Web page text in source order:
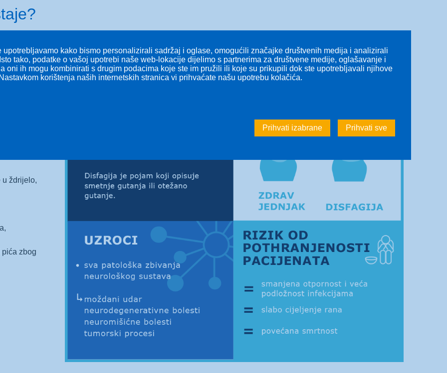
puteve i pluća, može konačno dovesti do kronične plućne bolesti. Dugotrajna disfagija često dovodi do lošeg
da osoba ima
i pluća,
u ždrijelo,
zbog
upotrebljavamo kako bismo personalizirali sadržaj i oglase, omogućili značajke društvenih medija i analizirali
tako, podatke o vašoj upotrebi naše web-lokacije dijelimo s partnerima za društvene medije, oglašavanje i
oni ih mogu kombinirati s drugim podacima koje ste im pružili ili koje su prikupili dok ste upotrebljavali njihove
korištenja naših internetskih stranica vi prihvaćate našu upotrebu kolačića.
Prihvati izabrane Prihvati sve